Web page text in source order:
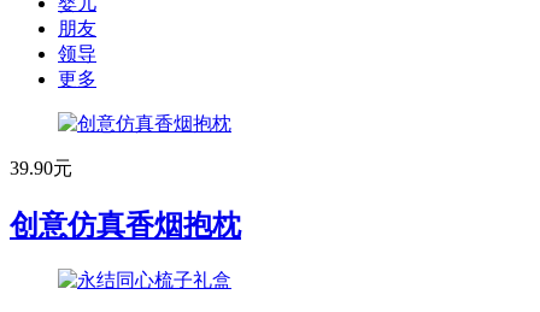
朋友
领导
更多
39.90元
创意仿真香烟抱枕